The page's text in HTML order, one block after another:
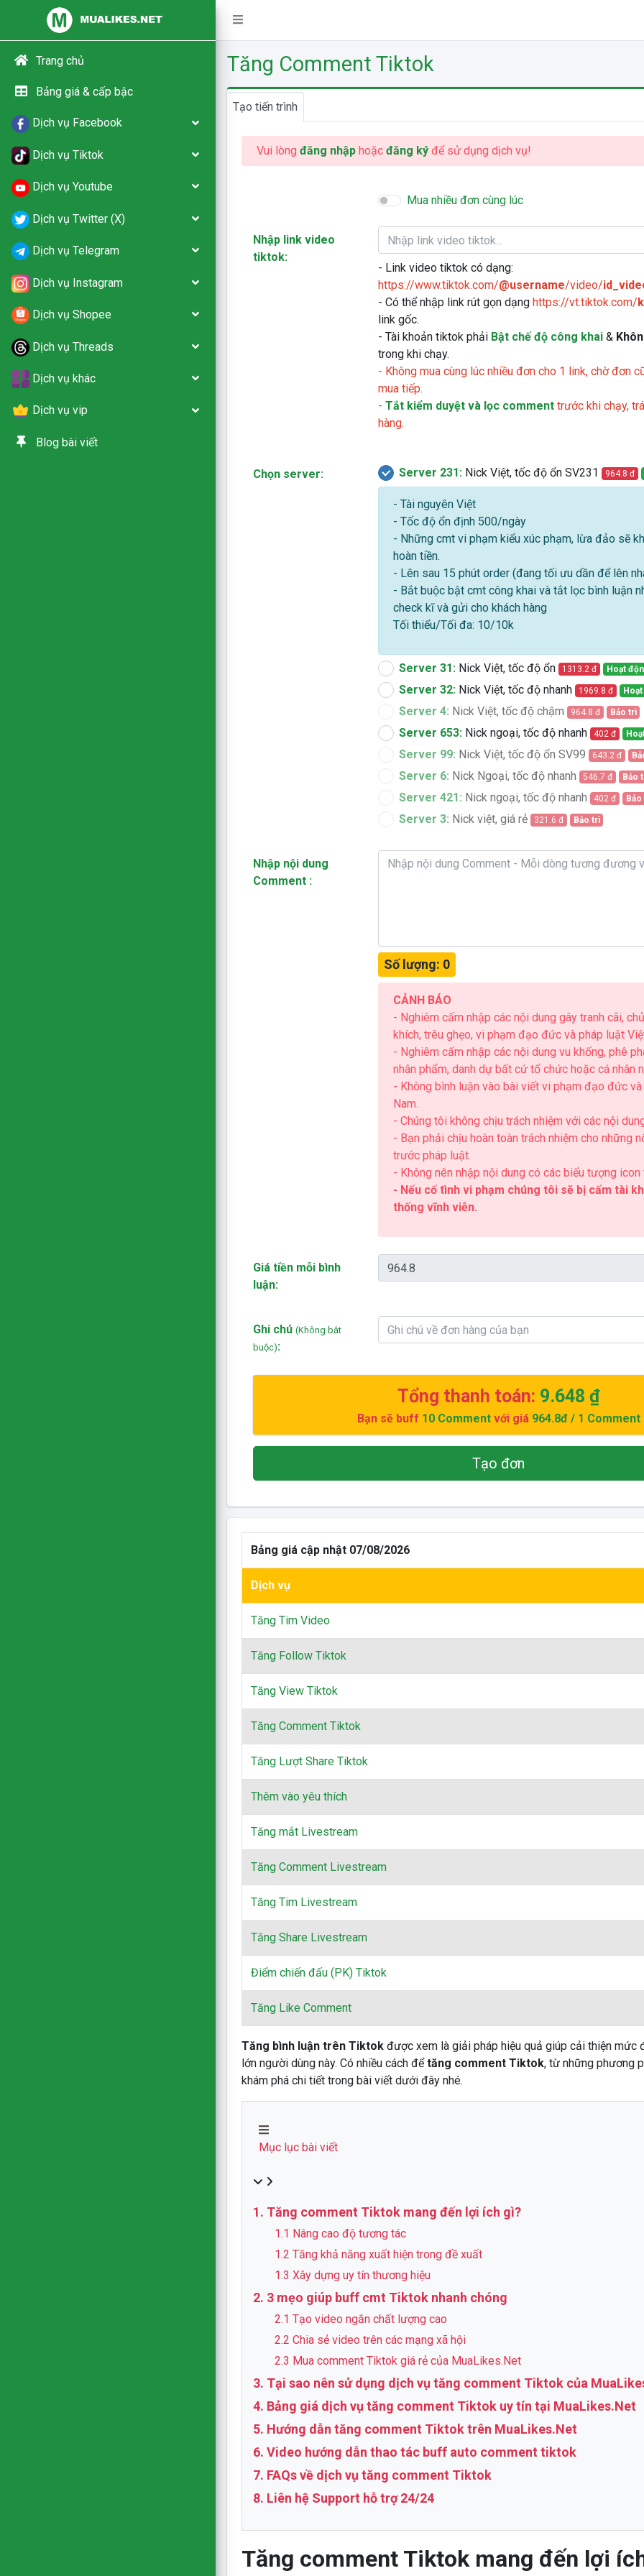
Trang chủ
Bảng giá & cấp bậc
Dịch vụ Facebook
Dịch vụ Tiktok
Dịch vụ Youtube
Dịch vụ Twitter (X)
Dịch vụ Telegram
Dịch vụ Instagram
Dịch vụ Shopee
Dịch vụ Threads
Dịch vụ khác
Dịch vụ vip
Blog bài viết
Tăng Comment Tiktok
Tạo tiến trình
Vui lòng đăng nhậphoặc đăng kýđể sử dụng dịch vụ!
Mua nhiều đơn cùng lúc
Nhập link video
tiktok:
- Link video tiktok có dạng:
https://www.tiktok.com/@username/video/
- Có thể nhập link rút gọn dạnghttps://vt.tiktok.com/
link gốc.
- Tài khoản tiktok phải Bật chế độ công khai &
trong khi chạy.
- Không mua cùng lúc nhiều đơn cho 1 link, chờ đơn
mua tiếp.
-Tắt kiểm duyệt và lọc comment trước khi chạy,
hàng.
Chọn server: Server 231: Nick Việt, tốc độ ổn SV231 964.8 đ
- Tài nguyên Việt
- Tốc độ ổn định 500/ngày
- Những cmt vi phạm kiểu xúc phạm, lừa đảo sẽ
hoàn tiền.
- Lên sau 15 phút order (đang tối ưu dần để lên
- Bắt buộc bật cmt công khai và tắt lọc bình luận
check kĩ và gửi cho khách hàng
Tối thiểu/Tối đa: 10/10k
Server 31: Nick Việt, tốc độ ổn 1313.2 đ Hoạt
Server 32: Nick Việt, tốc độ nhanh 1969.8 đ
Server 4: Nick Việt, tốc độ chậm 964.8 đ Bảo trì
Server 653: Nick ngoại, tốc độ nhanh 402 đ
Server 99: Nick Việt, tốc độ ổn SV99 643.2 đ
Server 6: Nick Ngoại, tốc độ nhanh 546.7 đ Bảo
Server 421: Nick ngoại, tốc độ nhanh 402 đ
Server 3: Nick việt, giá rẻ 321.6 đ Bảo trì
Nhập nội dung
Comment :
Số lượng: 0
CẢNH BÁO
- Nghiêm cấm nhập các nội dung gây tranh cãi,
khích, trêu ghẹo, vi phạm đạo đức và pháp luật
- Nghiêm cấm nhập các nội dung vu khống, phê
nhân phẩm, danh dự bất cứ tổ chức hoặc cá nhân
- Không bình luận vào bài viết vi phạm đạo đức
Nam.
- Chúng tôi không chịu trách nhiệm với các nội
- Bạn phải chịu hoàn toàn trách nhiệm cho những
trước pháp luật.
- Không nên nhập nội dung có các biểu tượng
- Nếu cố tình vi phạm chúng tôi sẽ bị cấm tài
thống vĩnh viễn.
Giá tiền mỗi bình
luận:
Ghi chú (Không bắt
buộc):
Tổng thanh toán: 9.648 ₫
Bạn sẽ buff 10Commentvới giá 964.8đ/ 1 Comment
Tạo đơn
Bảng giá cập nhật 07/08/2026
Dịch vụ
Tăng Tim Video
Tăng Follow Tiktok
Tăng View Tiktok
Tăng Comment Tiktok
Tăng Lượt Share Tiktok
Thêm vào yêu thích
Tăng mắt Livestream
Tăng Comment Livestream
Tăng Tim Livestream
Tăng Share Livestream
Điểm chiến đấu (PK) Tiktok
Tăng Like Comment
Tăng bình luận trên Tiktok được xem là giải pháp hiệu quả giúp cải thiện
lớn người dùng này. Có nhiều cách đểtăng comment Tiktok, từ những phương
khám phá chi tiết trong bài viết dưới đây nhé.
Mục lục bài viết
1. Tăng comment Tiktok mang đến lợi ích gì?
1.1 Nâng cao độ tương tác
1.2 Tăng khả năng xuất hiện trong đề xuất
1.3 Xây dựng uy tín thương hiệu
2. 3 mẹo giúp buff cmt Tiktok nhanh chóng
2.1 Tạo video ngắn chất lượng cao
2.2 Chia sẻ video trên các mạng xã hội
2.3 Mua comment Tiktok giá rẻ của MuaLikes.Net
3. Tại sao nên sử dụng dịch vụ tăng comment Tiktok của
4. Bảng giá dịch vụ tăng comment Tiktok uy tín tại MuaLikes.Net
5. Hướng dẫn tăng comment Tiktok trên MuaLikes.Net
6. Video hướng dẫn thao tác buff auto comment tiktok
7. FAQs về dịch vụ tăng comment Tiktok
8. Liên hệ Support hỗ trợ 24/24
Tăng comment Tiktok mang đến lợi